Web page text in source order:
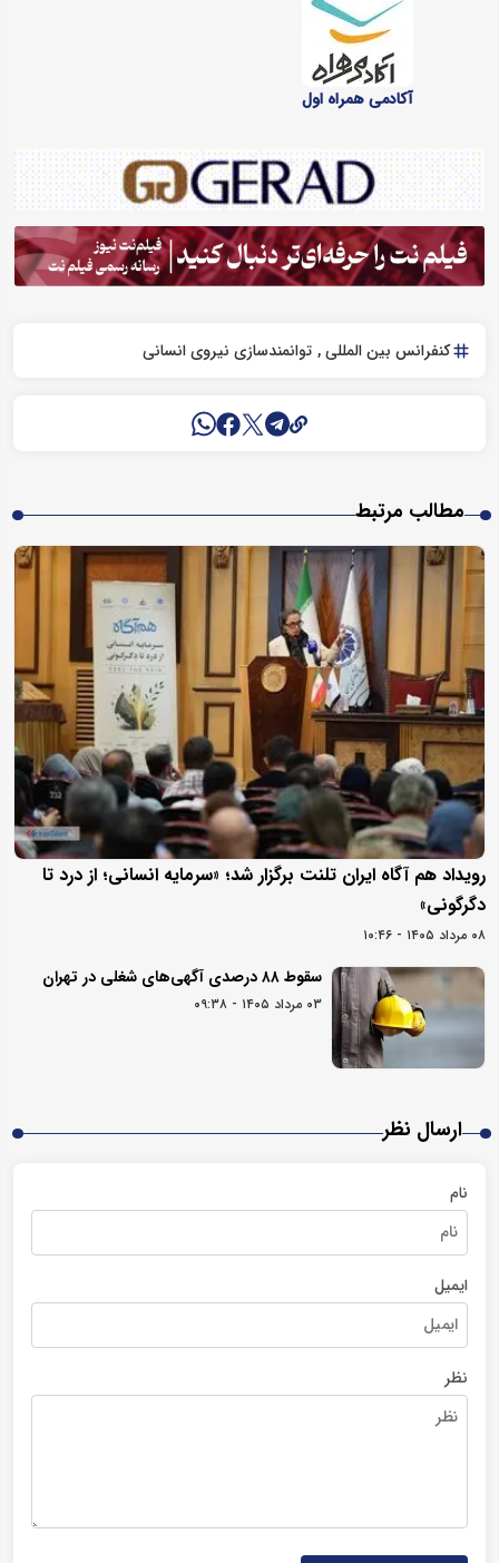
آکادمی همراه اول
کنفرانس بین المللی توانمندسازی نیروی انسانی
مطالب مرتبط
رویداد هم آگاه ایران تلنت برگزار شد؛ «سرمایه انسانی؛ از درد تا
دگرگونی»
۰۸ مرداد ۱۴۰۵ - ۱۰:۴۶
سقوط ۸۸ درصدی آگهی‌های شغلی در تهران
۰۳ مرداد ۱۴۰۵ - ۰۹:۳۸
ارسال نظر
نام
ایمیل
نظر